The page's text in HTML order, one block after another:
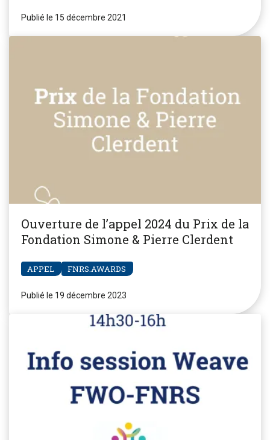
Publié le 15 décembre 2021
Ouverture de l’appel 2024 du Prix de la
Fondation Simone & Pierre Clerdent
APPEL FNRS.AWARDS
Publié le 19 décembre 2023